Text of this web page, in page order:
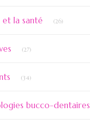
et la santé (26)
(27)
(34)
bucco-dentaires